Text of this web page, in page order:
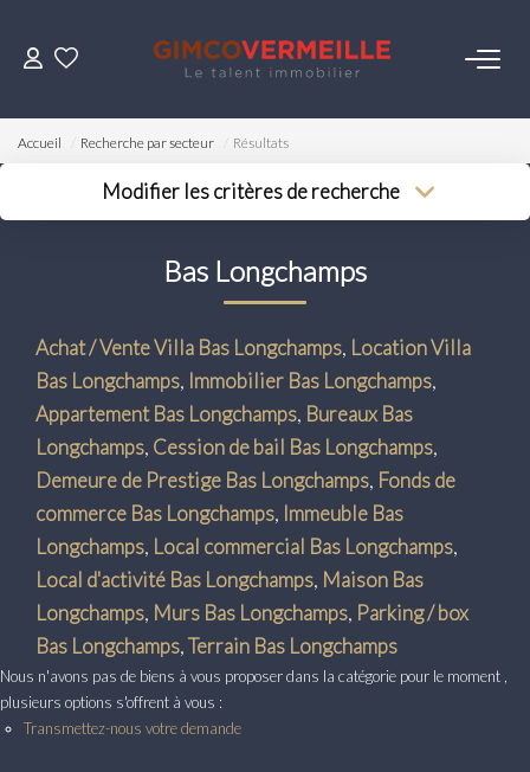
ACHETER
VENDRE
LOUER
NOS SERVICES
Gestion
Syndic
Transaction
Location
LE GROUPE
Nos Agences
Accueil Recherche par secteur Résultats
Modifier les critères de recherche
Surface min
Plus de critères
Créer une alerte
Bas Longchamps
Achat / Vente Villa Bas Longchamps, Location Villa
Bas Longchamps, Immobilier Bas Longchamps,
Appartement Bas Longchamps, Bureaux Bas
Longchamps, Cession de bail Bas Longchamps,
Demeure de Prestige Bas Longchamps, Fonds de
commerce Bas Longchamps, Immeuble Bas
Longchamps, Local commercial Bas Longchamps,
Local d'activité Bas Longchamps, Maison Bas
Longchamps, Murs Bas Longchamps, Parking / box
Bas Longchamps,Terrain Bas Longchamps
Nous n'avons pas de biens à vous proposer dans la catégorie pour le moment ,
plusieurs options s'offrent à vous :
Transmettez-nous votre demande